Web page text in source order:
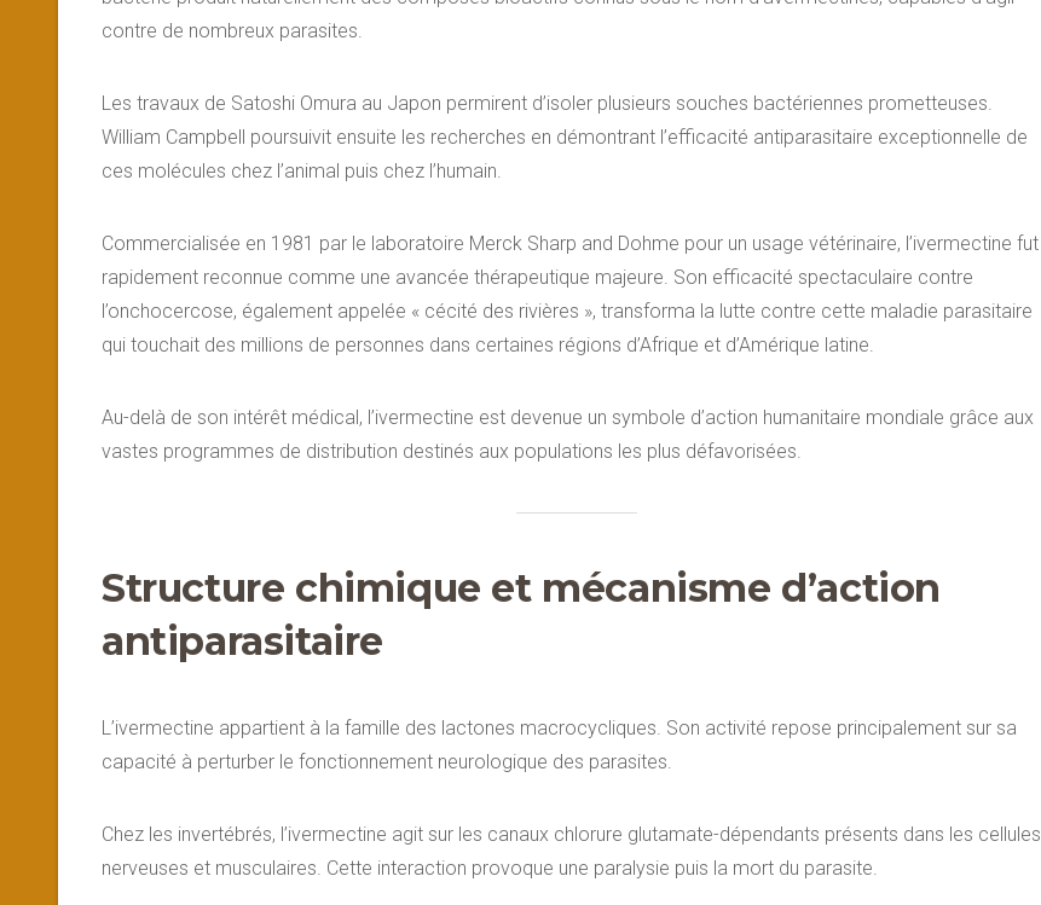
contre de nombreux parasites.
Les travaux de Satoshi Omura au Japon permirent d’isoler plusieurs souches bactériennes prometteuses.
William Campbell poursuivit ensuite les recherches en démontrant l’efficacité antiparasitaire exceptionnelle de
ces molécules chez l’animal puis chez l’humain.
Commercialisée en 1981 par le laboratoire Merck Sharp and Dohme pour un usage vétérinaire, l’ivermectine fut
rapidement reconnue comme une avancée thérapeutique majeure. Son efficacité spectaculaire contre
l’onchocercose, également appelée « cécité des rivières », transforma la lutte contre cette maladie parasitaire
qui touchait des millions de personnes dans certaines régions d’Afrique et d’Amérique latine.
Au-delà de son intérêt médical, l’ivermectine est devenue un symbole d’action humanitaire mondiale grâce aux
vastes programmes de distribution destinés aux populations les plus défavorisées.
Structure chimique et mécanisme d’action
antiparasitaire
L’ivermectine appartient à la famille des lactones macrocycliques. Son activité repose principalement sur sa
capacité à perturber le fonctionnement neurologique des parasites.
Chez les invertébrés, l’ivermectine agit sur les canaux chlorure glutamate-dépendants présents dans les cellules
nerveuses et musculaires. Cette interaction provoque une paralysie puis la mort du parasite.